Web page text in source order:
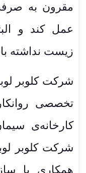
مقرون به
عمل کند و
زیست نداشته
شرکت کلوبر
تخصصی
کارخانه‌ی